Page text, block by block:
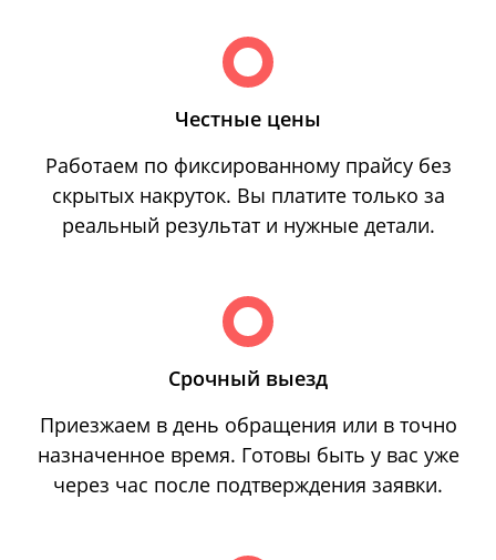
Честные цены
Работаем по фиксированному прайсу без
скрытых накруток. Вы платите только за
реальный результат и нужные детали.
Срочный выезд
Приезжаем в день обращения или в точно
назначенное время. Готовы быть у вас уже
через час после подтверждения заявки.